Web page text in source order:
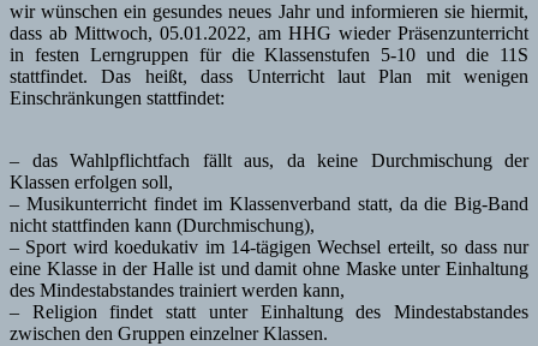
wir wünschen ein gesundes neues Jahr und informieren sie hiermit,
dass ab Mittwoch, 05.01.2022, am HHG wieder Präsenzunterricht
in festen Lerngruppen für die Klassenstufen 5-10 und die 11S
stattfindet. Das heißt, dass Unterricht laut Plan mit wenigen
Einschränkungen stattfindet:
– das Wahlpflichtfach fällt aus, da keine Durchmischung der
Klassen erfolgen soll,
– Musikunterricht findet im Klassenverband statt, da die Big-Band
nicht stattfinden kann (Durchmischung),
– Sport wird koedukativ im 14-tägigen Wechsel erteilt, so dass nur
eine Klasse in der Halle ist und damit ohne Maske unter Einhaltung
des Mindestabstandes trainiert werden kann,
– Religion findet statt unter Einhaltung des Mindestabstandes
zwischen den Gruppen einzelner Klassen.